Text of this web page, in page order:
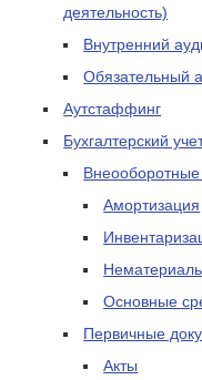
деятельность)
Внутренний
Обязательный
Аутстаффинг
Бухгалтерский
Внеооборотные
Амортизация
Основные
Первичные
Акты